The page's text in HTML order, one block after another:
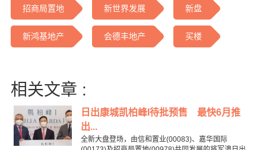
招商局置地 新世界发展 新盘
新鸿基地产 会德丰地产 买楼
相关文章 :
日出康城凯柏峰I待批预售 最快6月推
出...
全新大盘登场，由信和置业(00083)、嘉华国际